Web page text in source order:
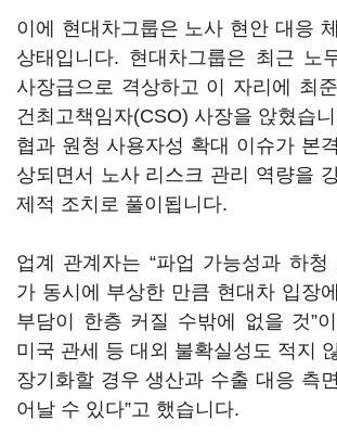
이에 현대차그룹은 노사 현안 대응
상태입니다. 현대차그룹은 최근 노
사장급으로 격상하고 이 자리에 최
건최고책임자(CSO) 사장을 앉혔습
협과 원청 사용자성 확대 이슈가 본
상되면서 노사 리스크 관리 역량을
제적 조치로 풀이됩니다.
업계 관계자는 “파업 가능성과 하청
가 동시에 부상한 만큼 현대차 입장
부담이 한층 커질 수밖에 없을 것”이
미국 관세 등 대외 불확실성도 적지
장기화할 경우 생산과 수출 대응 측
어날 수 있다”고 했습니다.